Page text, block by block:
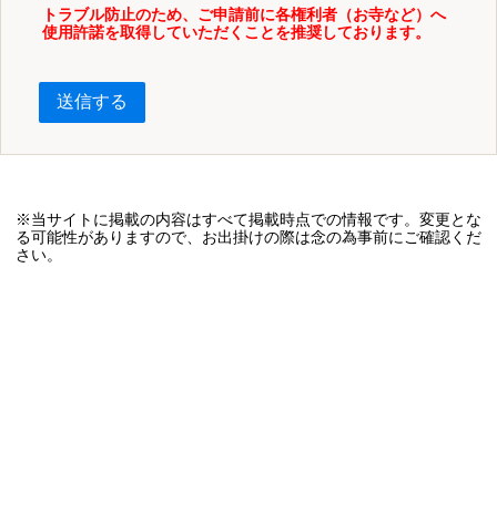
トラブル防止のため、ご申請前に各権利者（お寺など）へ
使用許諾を取得していただくことを推奨しております。
送信する
※当サイトに掲載の内容はすべて掲載時点での情報です。変更とな
る可能性がありますので、お出掛けの際は念の為事前にご確認くだ
さい。